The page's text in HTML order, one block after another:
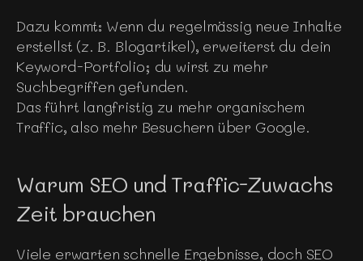
Dazu kommt: Wenn du regelmässig neue Inhalte
erstellst (z. B. Blogartikel), erweiterst du dein
Keyword-Portfolio; du wirst zu mehr
Suchbegriffen gefunden.
Das führt langfristig zu mehr organischem
Traffic, also mehr Besuchern über Google.
Warum SEO und Traffic-Zuwachs
Zeit brauchen
Viele erwarten schnelle Ergebnisse, doch SEO